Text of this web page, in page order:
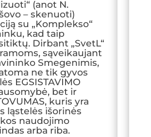
(anot N.
– skenuoti)
su „Komplekso“
kad taip
Dirbant „SvetL“
sąveikaujant
Smegenimis,
ne tik gyvos
EGSISTAVIMO
bet ir
kuris yra
ląstelės išorinės
naudojimo
arba riba.